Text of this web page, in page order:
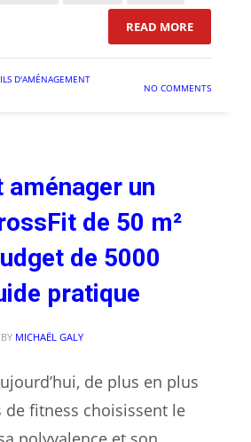
READ MORE:
D'AMÉNAGEMENT
NO COMMENTS
aménager un
de 50 m²
de 5000
pratique
BY MICHAËL GALY
de plus en plus
de fitness choisissent le